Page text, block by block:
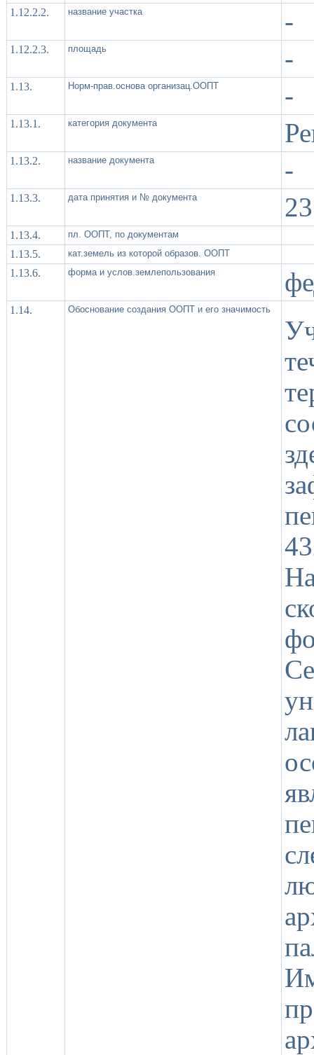
1.12.2.2. название участка -
1.12.2.3. площадь -
1.13. Норм-прав.основа организац.ООПТ -
1.13.1. категория документа
1.13.2. название документа -
1.13.3. дата принятия и № документа
1.13.4. пл. ООПТ, по документам
1.13.5. кат.земель из которой образов. ООПТ
1.13.6. форма и услов.землепользования
1.14. Обоснование создания ООПТ и его значимость